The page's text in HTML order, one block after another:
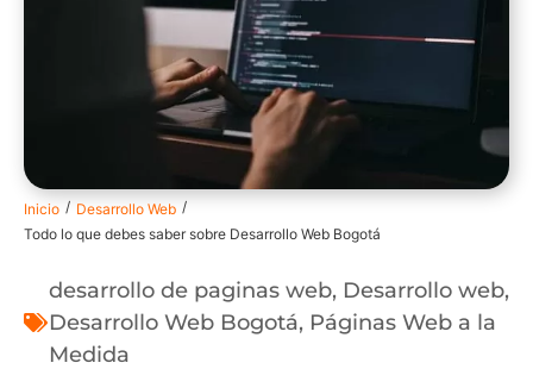
Inicio / Desarrollo Web /
Todo lo que debes saber sobre Desarrollo Web Bogotá
desarrollo de paginas web, Desarrollo web,
Desarrollo Web Bogotá, Páginas Web a la
Medida